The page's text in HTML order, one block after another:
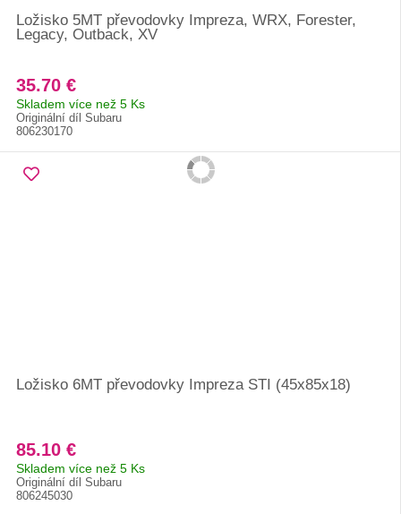
Ložisko 5MT převodovky Impreza, WRX, Forester,
Legacy, Outback, XV
35.70 €
Skladem více než 5 Ks
Originální díl Subaru
806230170
Ložisko 6MT převodovky Impreza STI (45x85x18)
85.10 €
Skladem více než 5 Ks
Originální díl Subaru
806245030